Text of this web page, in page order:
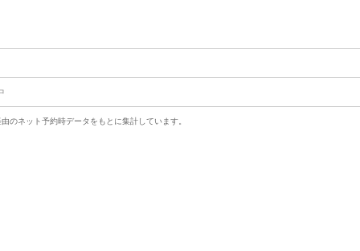
ネット予約時データをもとに集計しています。